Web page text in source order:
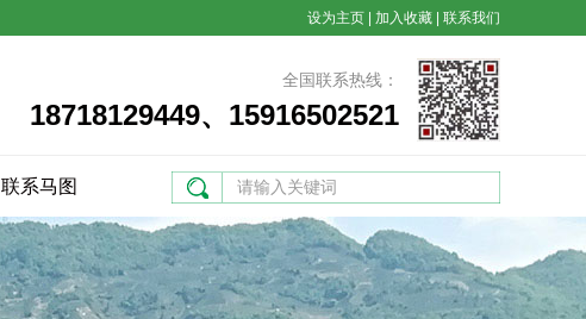
设为主页 加入收藏 联系我们
全国联系热线：
18718129449、15916502521
联系马图